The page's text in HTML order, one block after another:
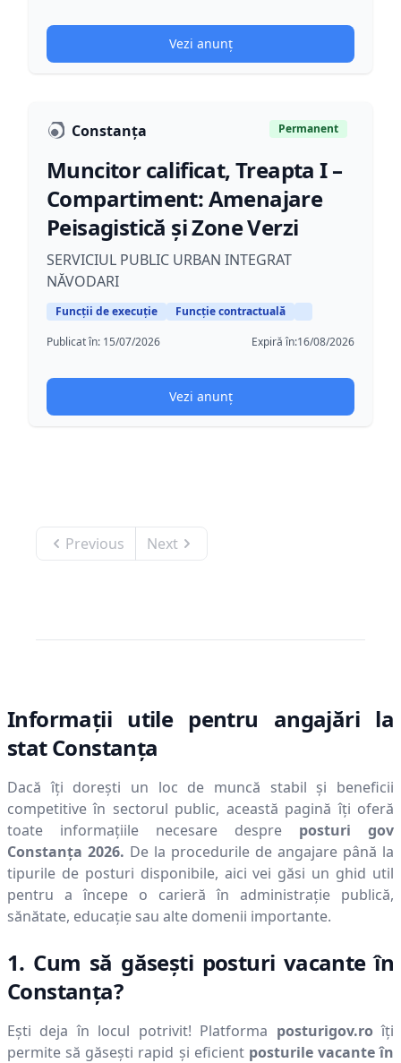
Vezi anunț
Constanța Permanent
Muncitor calificat, Treapta I –
Compartiment: Amenajare
Peisagistică și Zone Verzi
SERVICIUL PUBLIC URBAN INTEGRAT
NĂVODARI
Funcții de execuție
Funcție contractuală
Publicat în: 15/07/2026 Expiră în:16/08/2026
Vezi anunț
Previous Next
Informații utile pentru angajări la
statConstanţa
Dacă îți dorești un loc de muncă stabil și beneficii
competitive în sectorul public, această pagină îți oferă
toate informațiile necesare despre
posturi gov
Constanţa 2026. De la procedurile de angajare până la
tipurile de posturi disponibile, aici vei găsi un ghid util
pentru a începe o carieră în administrație publică,
sănătate, educație sau alte domenii importante.
1. Cum să găsești posturi vacante în
Constanţa?
Ești deja în locul potrivit! Platforma posturigov.roîți
permite să găsești rapid și eficient posturile vacante în